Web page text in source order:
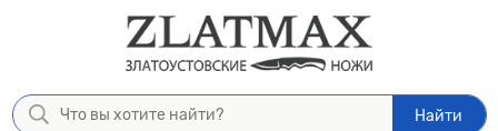
Найти